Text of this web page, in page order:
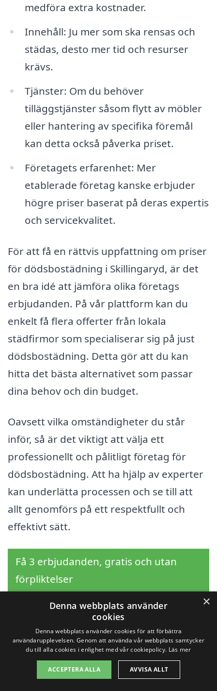
medföra extra kostnader.
Innehåll: Ju mer som ska rensas och
städas, desto mer tid och resurser
krävs.
Tjänster: Om du behöver
tilläggstjänster såsom flytt av möbler
eller hantering av specifika föremål
kan detta också påverka priset.
Företagets erfarenhet: Mer
etablerade företag kanske erbjuder
högre priser baserat på deras expertis
och servicekvalitet.
För att få en rättvis uppfattning om priser
för dödsbostädning i Skillingaryd, är det
en bra idé att jämföra olika företags
erbjudanden. På vår plattform kan du
enkelt få flera offerter från lokala
städfirmor som specialiserar sig på just
dödsbostädning. Detta gör att du kan
hitta det bästa alternativet som passar
dina behov och din budget.
Oavsett vilka omständigheter du står
inför, så är det viktigt att välja ett
professionellt och pålitligt företag för
dödsbostädning. Att ha hjälp av experter
kan underlätta processen och se till att
allt genomförs på ett respektfullt och
effektivt sätt.
Få 3 erbjudanden, gratis och utan
förpliktelser
Sök efter en
professionell för
dödsbostädning i andra
×
Denna webbplats använder
cookies
Denna webbplats använder cookies för att förbättra
användarupplevelsen. Genom att använda vår webbplats samtycker
du till alla cookies i enlighet med vår cookiepolicy. Läs mer
ACCEPTERA ALLA AVVISA ALLT